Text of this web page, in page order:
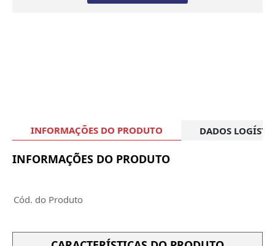
INFORMAÇÕES DO PRODUTO DADOS
INFORMAÇÕES DO PRODUTO
Cód. do Produto